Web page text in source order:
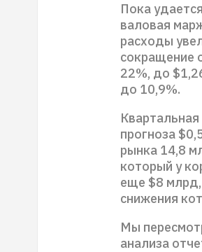
Пока
валовая
расходы
сокращение
22%, до
до 10,9%.
прогноза
рынка 14,8
который у
еще $8
снижения
Мы
анализа